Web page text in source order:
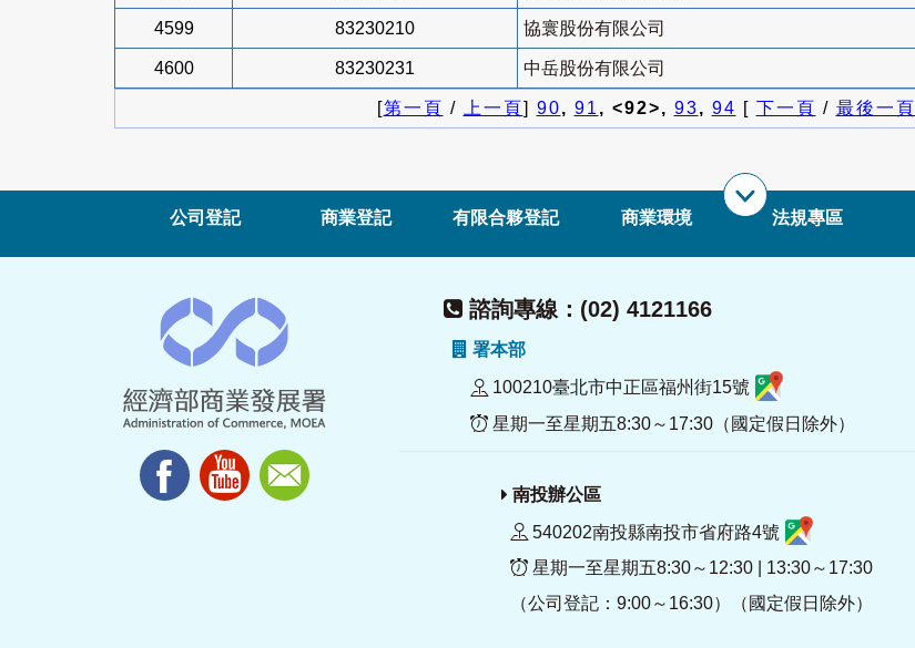
4599 83230210 協寰股份有限公司
4600 83230231 中岳股份有限公司
[第一頁 / 上一頁] 90, 91, <92>, 93, 94 [ 下一頁 / 最後一頁
公司登記 商業登記 有限合夥登記 商業環境 法規專區
諮詢專線：(02) 4121166
署本部
100210臺北市中正區福州街15號
星期一至星期五8:30～17:30（國定假日除外）
南投辦公區
540202南投縣南投市省府路4號
星期一至星期五8:30～12:30 | 13:30～17:30
（公司登記：9:00～16:30）（國定假日除外）